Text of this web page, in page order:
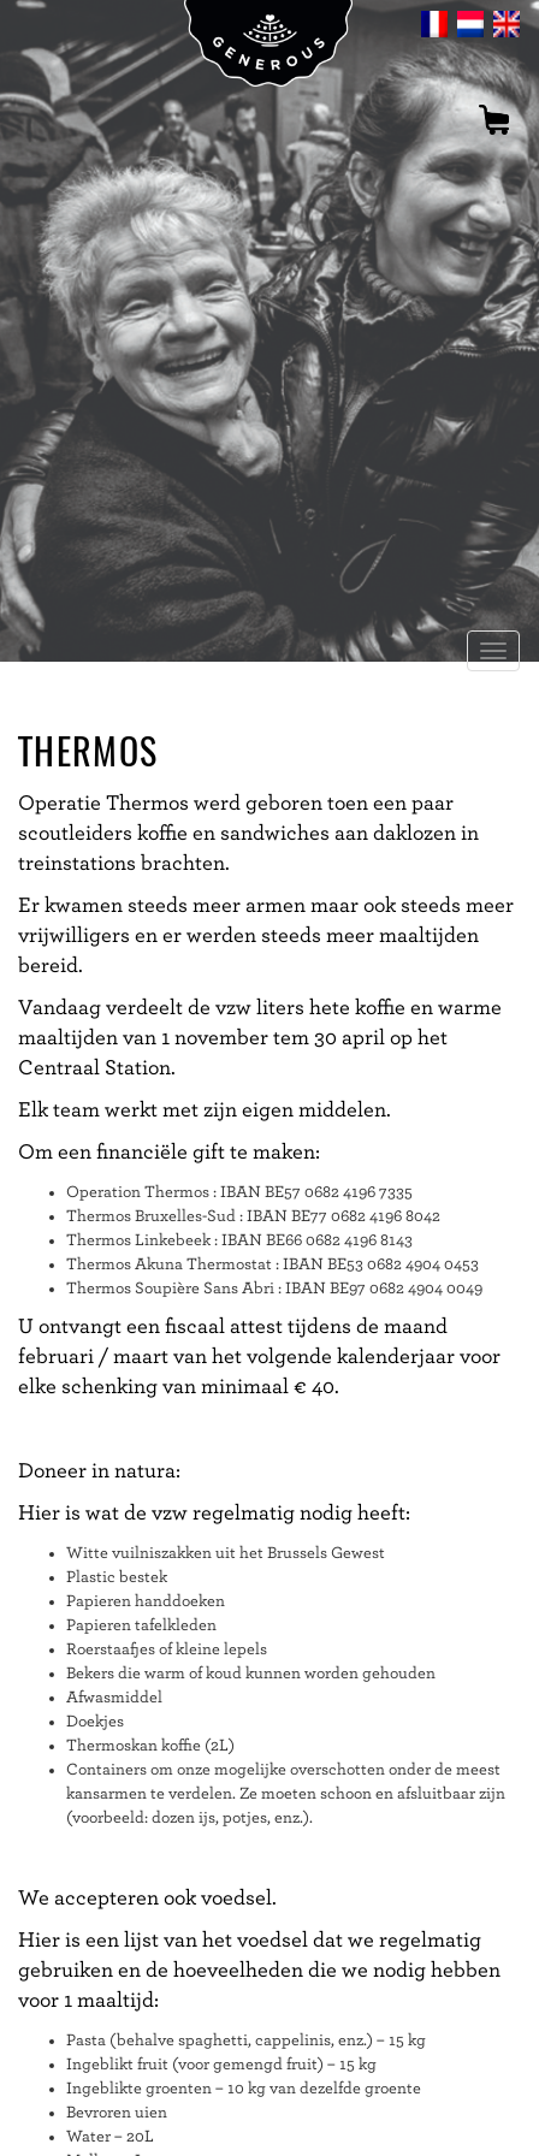
THERMOS
Operatie Thermos werd geboren toen een paar
scoutleiders koffie en sandwiches aan daklozen in
treinstations brachten.
Er kwamen steeds meer armen maar ook steeds meer
vrijwilligers en er werden steeds meer maaltijden
bereid.
Vandaag verdeelt de vzw liters hete koffie en warme
maaltijden van 1 november tem 30 april op het
Centraal Station.
Elk team werkt met zijn eigen middelen.
Om een financiële gift te maken:
Operation Thermos : IBAN BE57 0682 4196 7335
Thermos Bruxelles-Sud : IBAN BE77 0682 4196 8042
Thermos Linkebeek : IBAN BE66 0682 4196 8143
Thermos Akuna Thermostat : IBAN BE53 0682 4904 0453
Thermos Soupière Sans Abri : IBAN BE97 0682 4904 0049
U ontvangt een fiscaal attest tijdens de maand
februari / maart van het volgende kalenderjaar voor
elke schenking van minimaal € 40.
Doneer in natura:
Hier is wat de vzw regelmatig nodig heeft:
Witte vuilniszakken uit het Brussels Gewest
Plastic bestek
Papieren handdoeken
Papieren tafelkleden
Roerstaafjes of kleine lepels
Bekers die warm of koud kunnen worden gehouden
Afwasmiddel
Doekjes
Thermoskan koffie (2L)
Containers om onze mogelijke overschotten onder de meest
kansarmen te verdelen. Ze moeten schoon en afsluitbaar zijn
(voorbeeld: dozen ijs, potjes, enz.).
We accepteren ook voedsel.
Hier is een lijst van het voedsel dat we regelmatig
gebruiken en de hoeveelheden die we nodig hebben
voor 1 maaltijd:
Pasta (behalve spaghetti, cappelinis, enz.) – 15 kg
Ingeblikt fruit (voor gemengd fruit) – 15 kg
Ingeblikte groenten – 10 kg van dezelfde groente
Bevroren uien
Water – 20L